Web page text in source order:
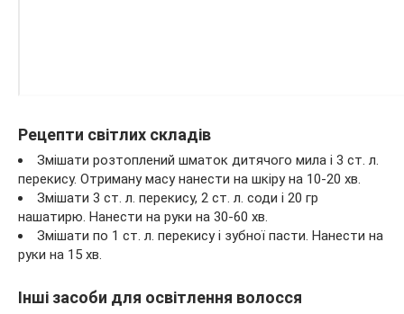
Рецепти світлих складів
Змішати розтоплений шматок дитячого мила і 3 ст. л.
перекису. Отриману масу нанести на шкіру на 10-20 хв.
Змішати 3 ст. л. перекису, 2 ст. л. соди і 20 гр
нашатирю. Нанести на руки на 30-60 хв.
Змішати по 1 ст. л. перекису і зубної пасти. Нанести на
руки на 15 хв.
Інші засоби для освітлення волосся